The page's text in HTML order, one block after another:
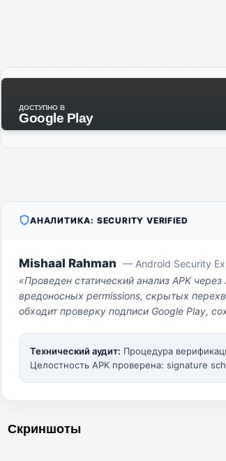
ДОСТУПНО В
Google Play
АНАЛИТИКА: SECURITY VERIFIED
Mishaal Rahman — Android Security
«Проведен статический анализ APK
вредоносных permissions, скрытых
обходит проверку подписи Google Play,
Технический аудит: Процедура
Целостность APK проверена: signature
Скриншоты